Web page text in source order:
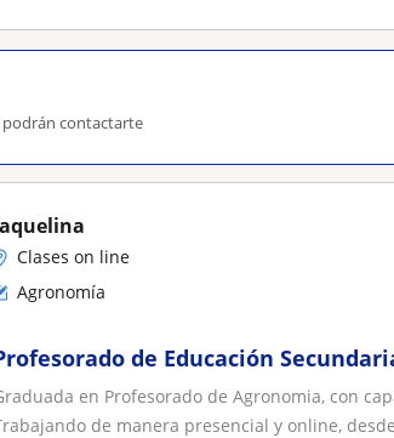
podrán contactarte
Clases on line
Agronomía
de Educación
en Profesorado de Agronomia, con
de manera presencial y online,